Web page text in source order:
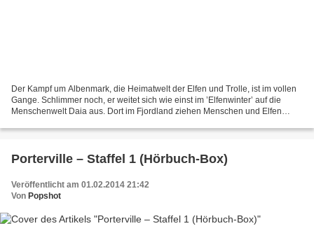
Der Kampf um Albenmark, die Heimatwelt der Elfen und Trolle, ist im vollen
Gange. Schlimmer noch, er weitet sich wie einst im ’Elfenwinter’ auf die
Menschenwelt Daia aus. Dort im Fjordland ziehen Menschen und Elfen
Porterville – Staffel 1 (Hörbuch-Box)
Veröffentlicht am 01.02.2014 21:42
Von Popshot